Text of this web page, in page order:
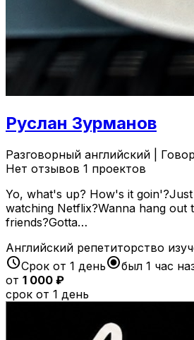
Руслан Зурманов
Разговорный английский |
Нет отзывов 1 проектов
Yo, what's up? How's it
watching Netflix?Wanna hang out
friends?Gotta…
Английский репетиторство
scheduleСрок от 1 деньradio_button_checkedбыл 1 час
от 1 000 ₽
срок от 1 день